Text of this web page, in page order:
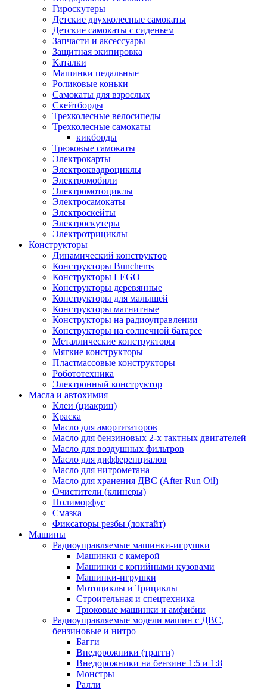
Гироскутеры
Детские двухколесные самокаты
Детские самокаты с сиденьем
Запчасти и аксессуары
Защитная экипировка
Каталки
Машинки педальные
Роликовые коньки
Самокаты для взрослых
Скейтборды
Трехколесные велосипеды
Трехколесные самокаты
кикборды
Трюковые самокаты
Электрокарты
Электроквадроциклы
Электромобили
Электромотоциклы
Электросамокаты
Электроскейты
Электроскутеры
Электротрициклы
Конструкторы
Динамический конструктор
Конструкторы Bunchems
Конструкторы LEGO
Конструкторы деревянные
Конструкторы для малышей
Конструкторы магнитные
Конструкторы на радиоуправлении
Конструкторы на солнечной батарее
Металлические конструкторы
Мягкие конструкторы
Пластмассовые конструкторы
Робототехника
Электронный конструктор
Масла и автохимия
Клеи (циакрин)
Краска
Масло для амортизаторов
Масло для бензиновых 2-х тактных двигателей
Масло для воздушных фильтров
Масло для дифференциалов
Масло для нитрометана
Масло для хранения ДВС (After Run Oil)
Очистители (клинеры)
Полиморфус
Смазка
Фиксаторы резбы (локтайт)
Машины
Радиоуправляемые машинки-игрушки
Машинки с камерой
Машинки с копийными кузовами
Машинки-игрушки
Мотоциклы и Трициклы
Строительная и спецтехника
Трюковые машинки и амфибии
Радиоуправляемые модели машин с ДВС,
бензиновые и нитро
Багги
Внедорожники (трагги)
Внедорожники на бензине 1:5 и 1:8
Монстры
Ралли